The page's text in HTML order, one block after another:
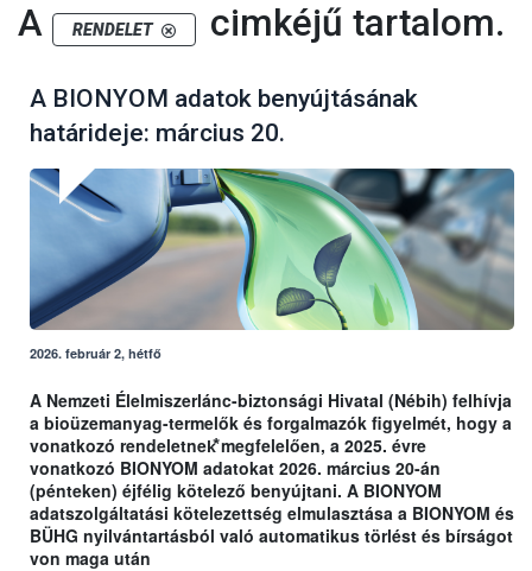
A RENDELET cimkéjű tartalom.
A BIONYOM adatok benyújtásának
határideje: március 20.
2026. február 2, hétfő
A Nemzeti Élelmiszerlánc-biztonsági Hivatal (Nébih) felhívja
a bioüzemanyag-termelők és forgalmazók figyelmét, hogy a
vonatkozó rendeletnek⃰ megfelelően, a 2025. évre
vonatkozó BIONYOM adatokat 2026. március 20-án
(pénteken) éjfélig kötelező benyújtani. A BIONYOM
adatszolgáltatási kötelezettség elmulasztása a BIONYOM és
BÜHG nyilvántartásból való automatikus törlést és bírságot
von maga után